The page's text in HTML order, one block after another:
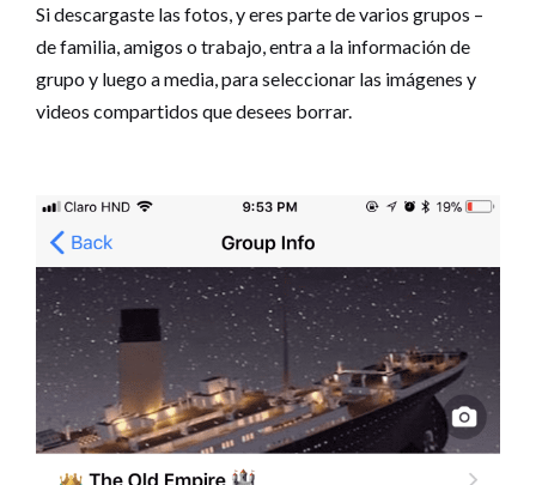
Si descargaste las fotos, y eres parte de varios grupos –
de familia, amigos o trabajo, entra a la información de
grupo y luego a media, para seleccionar las imágenes y
videos compartidos que desees borrar.